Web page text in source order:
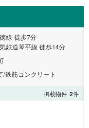
線 徒歩7分
鉄道琴平線 徒歩14分
/鉄筋コンクリート
掲載物件 2件